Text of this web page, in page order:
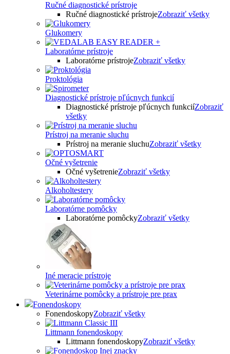
Ručné diagnostické prístroje
Ručné diagnostické prístrojeZobraziť všetky
Glukomery
Laboratórne prístroje
Laboratórne prístrojeZobraziť všetky
Proktológia
Diagnostické prístroje pľúcnych funkcií
Diagnostické prístroje pľúcnych funkciíZobraziť
všetky
Prístroj na meranie sluchu
Prístroj na meranie sluchuZobraziť všetky
Očné vyšetrenie
Očné vyšetrenieZobraziť všetky
Alkoholtestery
Laboratórne pomôcky
Laboratórne pomôckyZobraziť všetky
Iné meracie prístroje
Veterinárne pomôcky a prístroje pre prax
Fonendoskopy
FonendoskopyZobraziť všetky
Littmann fonendoskopy
Littmann fonendoskopyZobraziť všetky